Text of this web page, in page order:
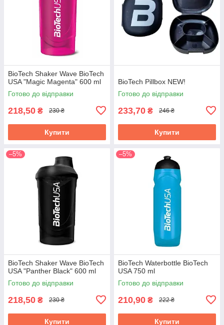
BioTech Shaker Wave BioTech
USA "Magic Magenta" 600 ml
Готово до відправки
218,50 ₴ 230 ₴
Купити
BioTech Pillbox NEW!
Готово до відправки
233,70 ₴ 246 ₴
Купити
–5%
BioTech Shaker Wave BioTech
USA "Panther Black" 600 ml
Готово до відправки
218,50 ₴ 230 ₴
Купити
–5%
BioTech Waterbottle BioTech
USA 750 ml
Готово до відправки
210,90 ₴ 222 ₴
Купити